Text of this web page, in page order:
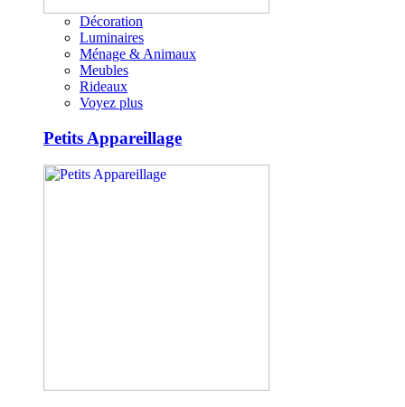
Décoration
Luminaires
Ménage & Animaux
Meubles
Rideaux
Voyez plus
Petits Appareillage